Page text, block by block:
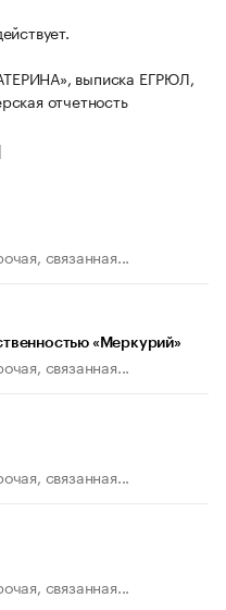
выписка ЕГРЮЛ,
отчетность
связанная...
«Меркурий»
связанная...
связанная...
связанная...